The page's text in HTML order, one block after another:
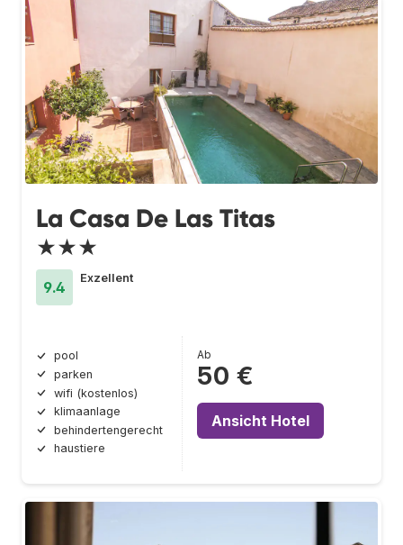
La Casa De Las Titas
★★★
9.4
Exzellent
pool
parken
wifi (kostenlos)
klimaanlage
behindertengerecht
haustiere
Ab
50 €
Ansicht Hotel